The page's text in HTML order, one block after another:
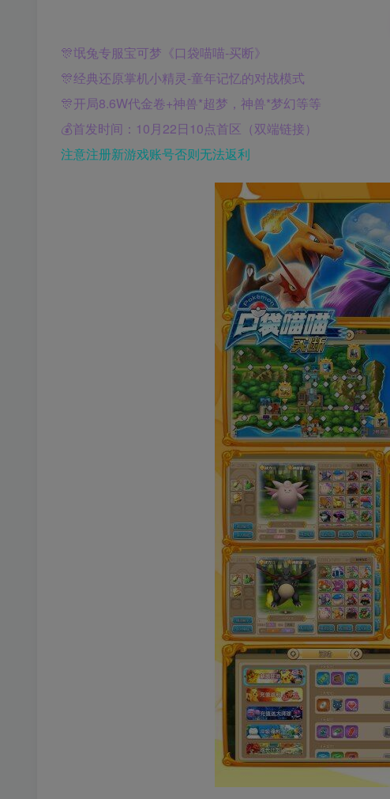
🎊氓兔专服宝可梦《口袋喵喵-买断》
🎊经典还原掌机小精灵-童年记忆的对战模式
🎊开局8.6W代金卷+神兽*超梦，神兽*梦幻等等
💰首发时间：10月22日10点首区（双端链接）
注意注册新游戏账号否则无法返利